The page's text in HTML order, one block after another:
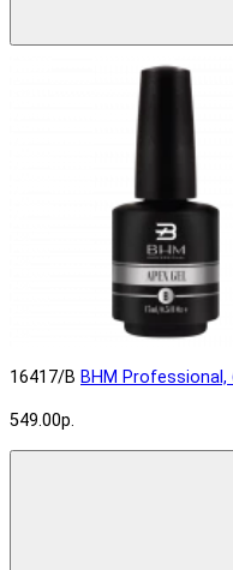
16417/B BHM Professional,
549.00р.